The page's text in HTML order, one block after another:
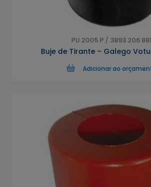
PU 2005 P / 3893 206 881
Buje de Tirante – Galego
Adicionar ao